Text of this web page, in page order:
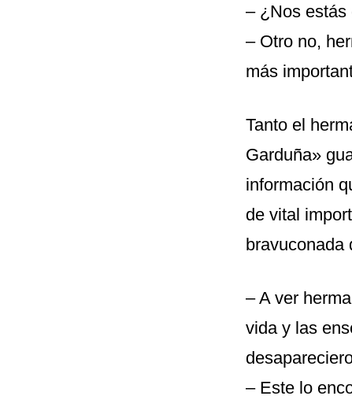
– ¿Nos estás
– Otro no,
más
Tanto el
Garduña»
información
de vital
bravuconada
– A ver
vida y las
– Este lo